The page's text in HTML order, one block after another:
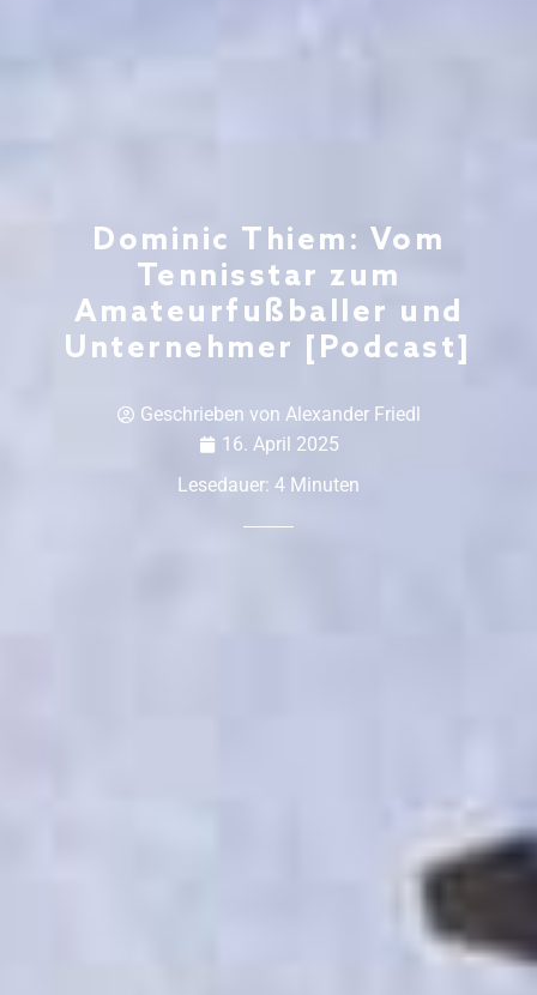
Dominic Thiem: Vom
Tennisstar zum
Amateurfußballer und
Unternehmer [Podcast]
Geschrieben von Alexander Friedl
16. April 2025
Lesedauer: 4 Minuten